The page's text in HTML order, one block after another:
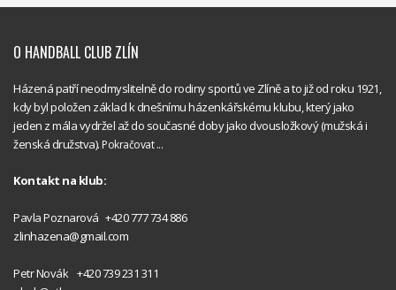
O HANDBALL CLUB ZLÍN
Házená patří neodmyslitelně do rodiny sportů ve Zlíně a to již od roku 1921,
kdy byl položen základ k dnešnímu házenkářskému klubu, který jako
jeden z mála vydržel až do současné doby jako dvousložkový (mužská i
ženská družstva). Pokračovat ...
Kontakt na klub:
Pavla Poznarová +420 777 734 886
zlinhazena@gmail.com
Petr Novák +420 739 231 311
Club Zlín
Club Zlín